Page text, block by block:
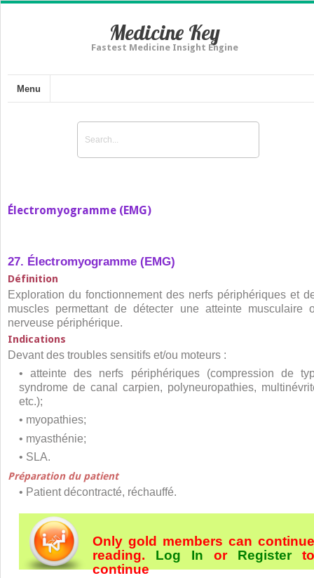
Medicine Key
Fastest Medicine Insight Engine
Menu
Électromyogramme (EMG)
27. Électromyogramme (EMG)
Définition
Exploration du fonctionnement des nerfs périphériques et
muscles permettant de détecter une atteinte musculaire
nerveuse périphérique.
Indications
Devant des troubles sensitifs et/ou moteurs :
• atteinte des nerfs périphériques (compression de
syndrome de canal carpien, polyneuropathies,
etc.);
• myopathies;
• myasthénie;
• SLA.
Préparation du patient
• Patient décontracté, réchauffé.
Only gold members can continue
reading. Log In orRegister to
continue